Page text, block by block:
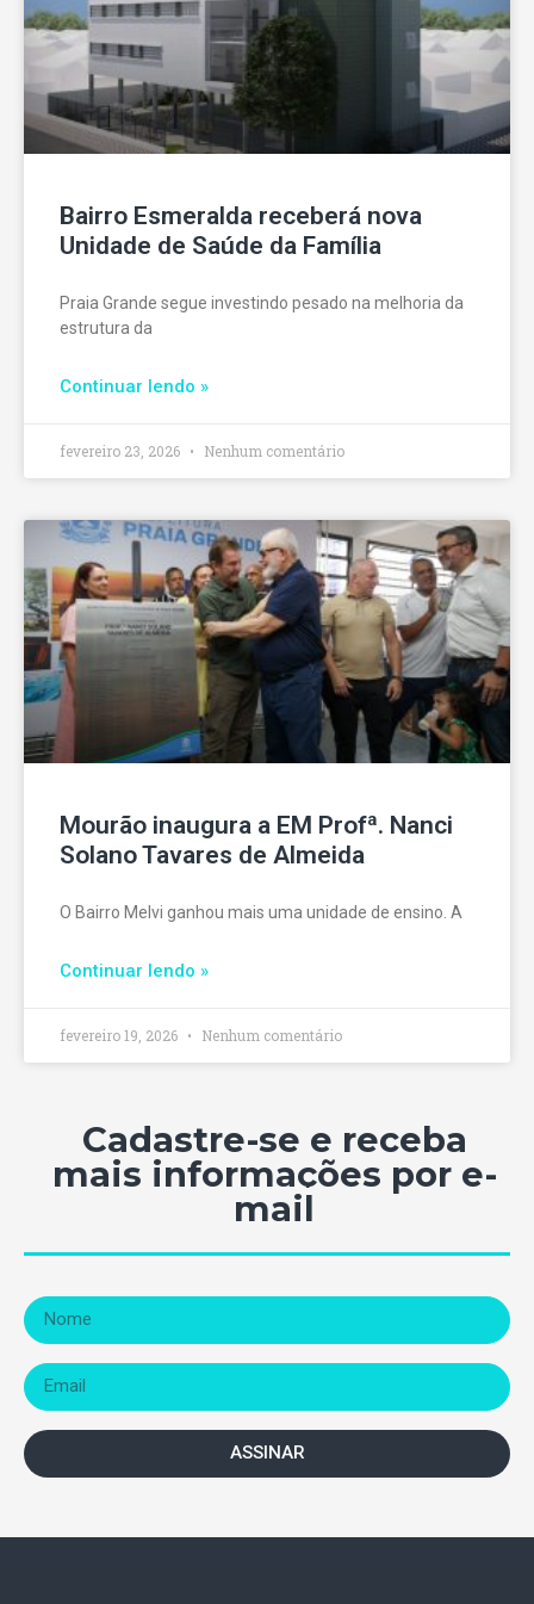
Bairro Esmeralda receberá nova
Unidade de Saúde da Família
Praia Grande segue investindo pesado na melhoria da
estrutura da
Continuar lendo »
fevereiro 23, 2026 Nenhum comentário
Mourão inaugura a EM Profª. Nanci
Solano Tavares de Almeida
O Bairro Melvi ganhou mais uma unidade de ensino. A
Continuar lendo »
fevereiro 19, 2026 Nenhum comentário
Cadastre-se e receba
mais informações por e-
mail
ASSINAR